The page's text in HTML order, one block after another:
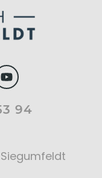
94